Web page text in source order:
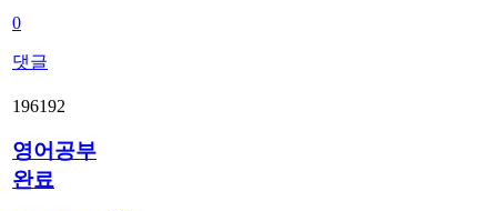
0
댓글
196192
영어공부
완료